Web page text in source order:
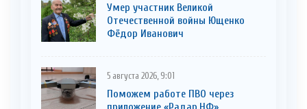
Умер участник Великой
Отечественной войны Ющенко
Фёдор Иванович
5 августа 2026, 9:01
Поможем работе ПВО через